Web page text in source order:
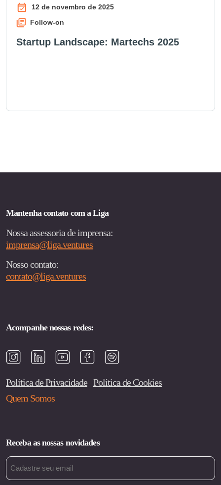
12 de novembro de 2025
Follow-on
Startup Landscape: Martechs 2025
Mantenha contato com a Liga
Nossa assessoria de imprensa:
imprensa@liga.ventures
Nosso contato:
contato@liga.ventures
Acompanhe nossas redes:
Política de Privacidade Política de Cookies
Quem Somos
Receba as nossas novidades
Email